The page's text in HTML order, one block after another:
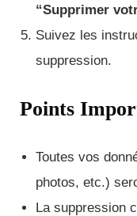
“Supprimer
Suivez les
suppression.
Points
Toutes vos
photos, etc.)
La suppression